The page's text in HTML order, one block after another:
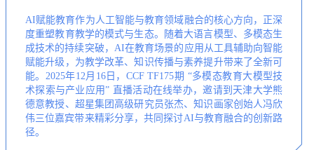
AI赋能教育作为人工智能与教育领域融合的核心方向，正深
度重塑教育教学的模式与生态。随着大语言模型、多模态生
成技术的持续突破，AI在教育场景的应用从工具辅助向智能
赋能升级，为教学改革、知识传播与素养提升带来了全新可
能。2025年12月16日，CCF TF175期 “多模态教育大模型技
术探索与产业应用” 直播活动在线举办，邀请到天津大学熊
德意教授、超星集团高级研究员张杰、知识画家创始人冯欣
伟三位嘉宾带来精彩分享，共同探讨AI与教育融合的创新路
径。